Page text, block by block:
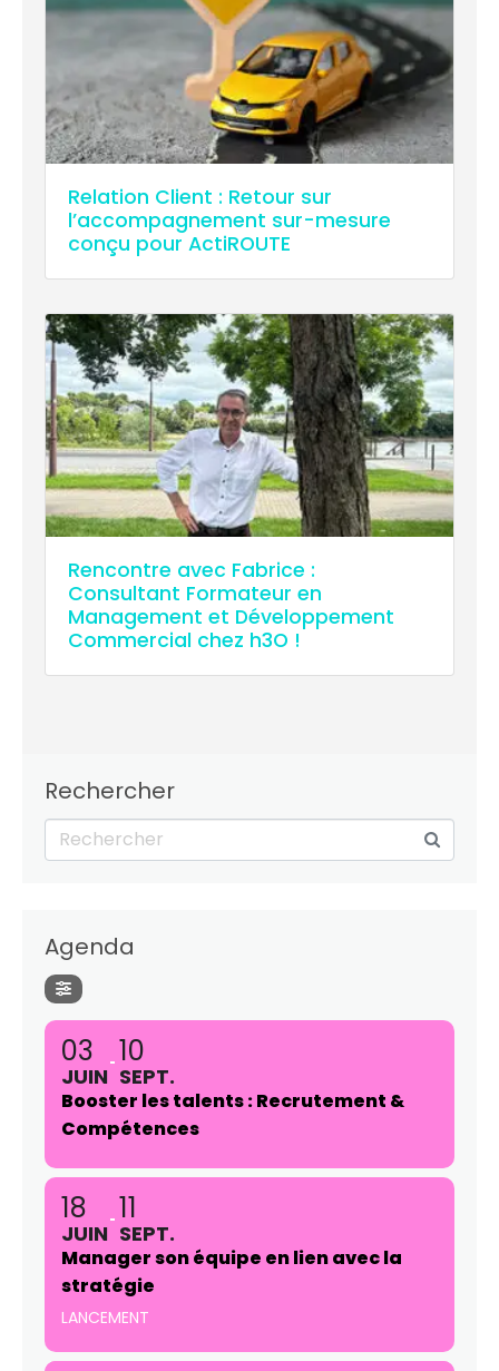
Relation Client : Retour sur
l’accompagnement sur-mesure
conçu pour ActiROUTE
Rencontre avec Fabrice :
Consultant Formateur en
Management et Développement
Commercial chez h3O !
Rechercher
Agenda
03
JUIN
10
SEPT.
Booster les talents : Recrutement &
Compétences
18
JUIN
11
SEPT.
Manager son équipe en lien avec la
stratégie
LANCEMENT